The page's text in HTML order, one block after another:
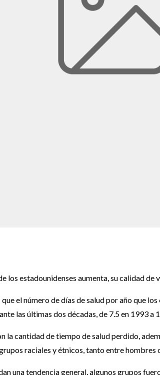
los estadounidenses aumenta, su calidad de
el número de días de salud por año que
las últimas dos décadas, de 7.5 en 1993 a
la cantidad de tiempo de salud perdido,
raciales y étnicos, tanto entre hombres
una tendencia general, algunos grupos